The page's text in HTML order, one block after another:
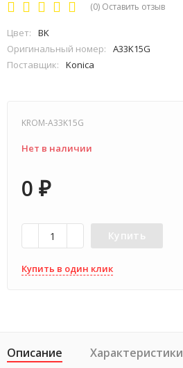
(0) Оставить отзыв
Цвет:
BK
Оригинальный номер:
A33K15G
Поставщик:
Konica
KROM-A33K15G
Нет в наличии
0 ₽
Купить
Купить в один клик
Описание Характеристики